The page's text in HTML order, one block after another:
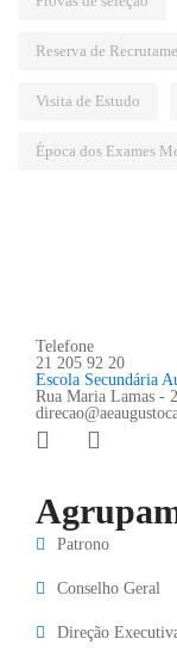
Reserva de
Visita de Estudo
Época dos Exames
Telefone
21 205 92 20
Escola Secundária
Rua Maria Lamas -
Patrono
Conselho Geral
Direção